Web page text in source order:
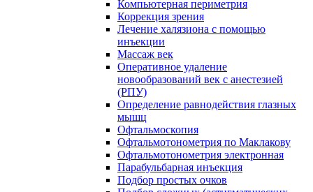
Компьютерная периметрия
Коррекция зрения
Лечение халязиона с помощью
инъекции
Массаж век
Оперативное удаление
новообразований век с анестезией
(РПУ)
Определение равнодействия глазных
мышц
Офтальмоскопия
Офтальмотонометрия по Маклакову
Офтальмотонометрия электронная
Парабульбарная инъекция
Подбор простых очков